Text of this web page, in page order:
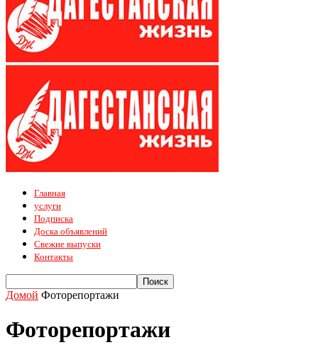
Главная
услуги
Подписка
Доска объявлений
Свежие выпуски
Контакты
Домой Фоторепортажи
Фоторепортажи